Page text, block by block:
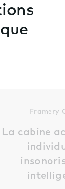
Framery
La cabine